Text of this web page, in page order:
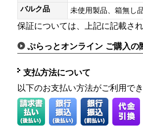
バルク品
未使用製品、箱無
保証については、上記に記載さ
ぷらっとオンライン ご購入の
支払方法について
以下のお支払い方法がご利用で